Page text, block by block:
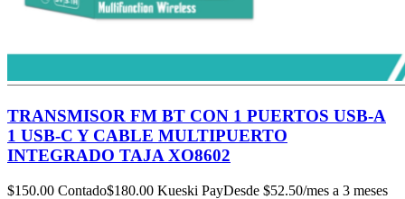
TRANSMISOR FM BT CON 1 PUERTOS USB-A
1 USB-C Y CABLE MULTIPUERTO
INTEGRADO TAJA XO8602
$150.00 Contado$180.00 Kueski PayDesde $52.50/mes a 3 meses